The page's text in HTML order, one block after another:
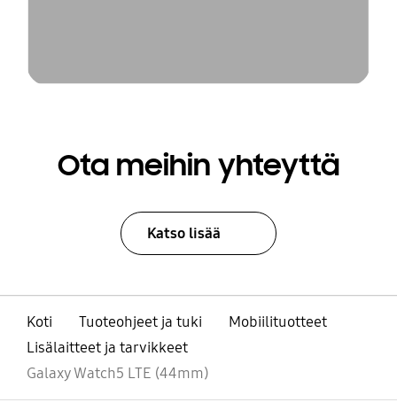
Ota meihin yhteyttä
Katso lisää
Koti Tuoteohjeet ja tuki
Mobiilituotteet
Lisälaitteet ja tarvikkeet
Galaxy Watch5 LTE (44mm)